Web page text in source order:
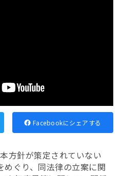
Facebookにシェアする
方針が策定されていない
めぐり、同法律の立案に関